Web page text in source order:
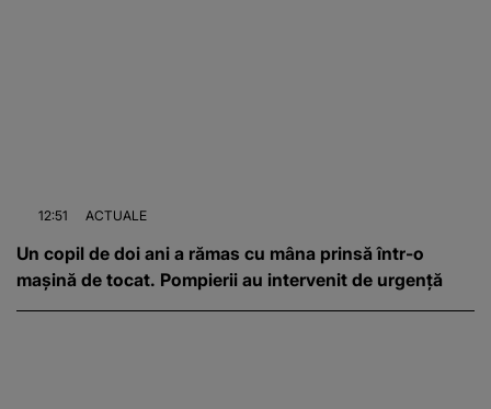
12:51 ACTUALE
Un copil de doi ani a rămas cu mâna prinsă într-o
mașină de tocat. Pompierii au intervenit de urgență